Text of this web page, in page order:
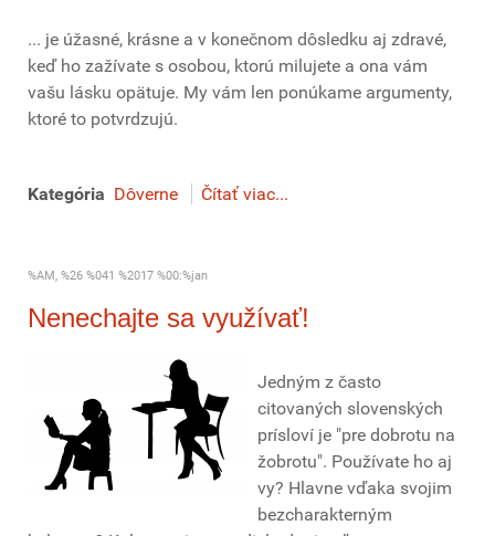
... je úžasné, krásne a v konečnom dôsledku aj zdravé,
keď ho zažívate s osobou, ktorú milujete a ona vám
vašu lásku opätuje. My vám len ponúkame argumenty,
ktoré to potvrdzujú.
Kategória Dôverne Čítať viac...
%AM, %26 %041 %2017 %00:%jan
Nenechajte sa využívať!
Jedným z často
citovaných slovenských
prísloví je "pre dobrotu na
žobrotu". Používate ho aj
vy? Hlavne vďaka svojim
bezcharakterným